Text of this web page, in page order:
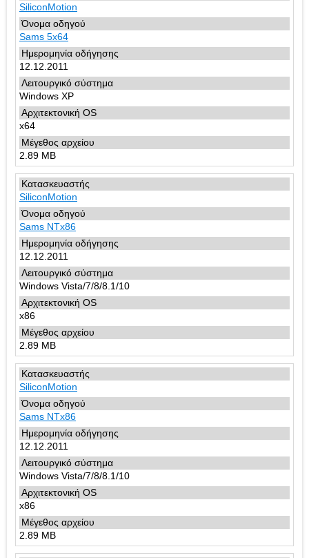
SiliconMotion
Sams 5x64
12.12.2011
Windows XP
x64
2.89 MB
SiliconMotion
Sams NTx86
12.12.2011
Windows Vista/7/8/8.1/10
x86
2.89 MB
SiliconMotion
Sams NTx86
12.12.2011
Windows Vista/7/8/8.1/10
x86
2.89 MB